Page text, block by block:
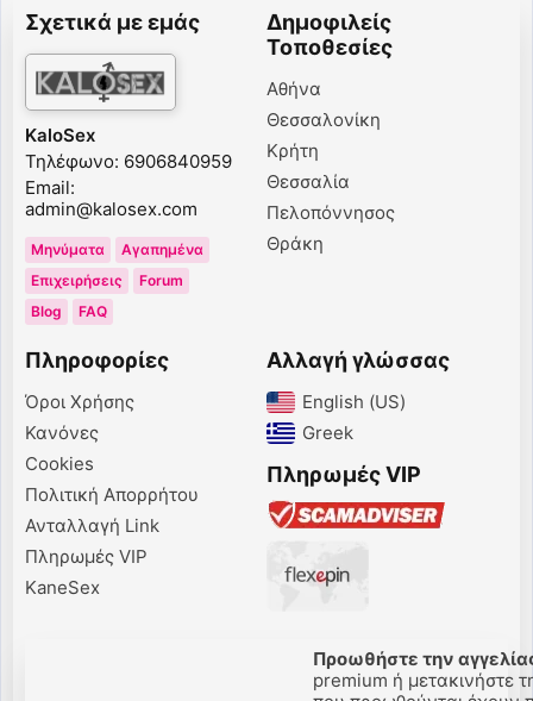
Σχετικά με εμάς
KaloSex
Τηλέφωνο: 6906840959
Email:
admin@kalosex.com
Μηνύματα
Αγαπημένα
Επιχειρήσεις
Forum
Blog
FAQ
Δημοφιλείς
Τοποθεσίες
Αθήνα
Θεσσαλονίκη
Κρήτη
Θεσσαλία
Πελοπόννησος
Θράκη
Πληροφορίες
Όροι Χρήσης
Κανόνες
Cookies
Πολιτική Απορρήτου
Ανταλλαγή Link
Πληρωμές VIP
KaneSex
Αλλαγή γλώσσας
English (US)‎
Greek‎
Πληρωμές VIP
Προωθήστε την
premium ή μετακινήστε